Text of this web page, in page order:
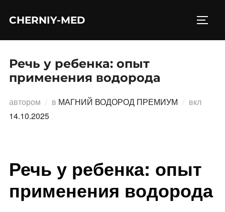
CHERNIY-MED
Речь у ребенка: опыт
применения водорода
автором в МАГНИЙ ВОДОРОД ПРЕМИУМ вкл
14.10.2025
Речь у ребенка: опыт
применения водорода